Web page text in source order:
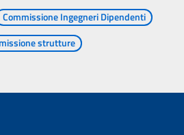
Commissione Ingegneri Dipendenti
strutture